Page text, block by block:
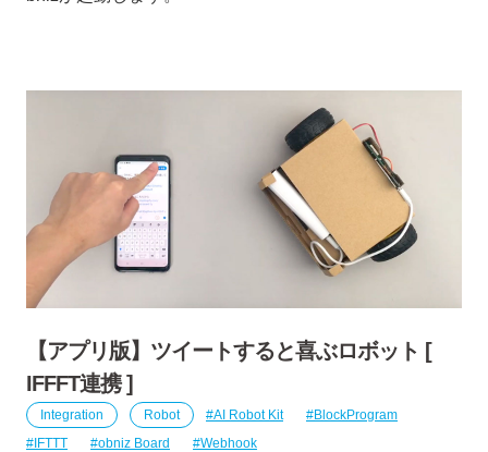
【アプリ版】ツイートすると喜ぶロボット [
IFFFT連携 ]
Integration Robot AI Robot Kit
BlockProgram
IFTTT
obniz Board Webhook